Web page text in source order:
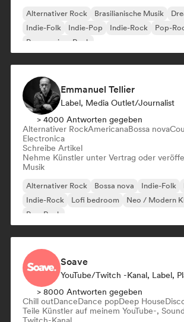
Alternativer Rock Brasilianische Musik
Indie-Folk
Indie-Pop Indie-Rock
Pop-
Progressiver Rock
Emmanuel Tellier
Label, Media Outlet/Journalist
> 4000 Antworten gegeben
Alternativer RockAmericanaBossa nova
Electronica
Schreibe Artikel
Nehme Künstler unter Vertrag oder
Musik
Alternativer Rock Bossa nova Indie-Folk
Indie-Rock
Lofi bedroom
Neo / Modern
Pop-Rock
Soave
> 8000 Antworten gegeben
Chill outDanceDance popDeep House
Teile Künstler auf meinem YouTube-,